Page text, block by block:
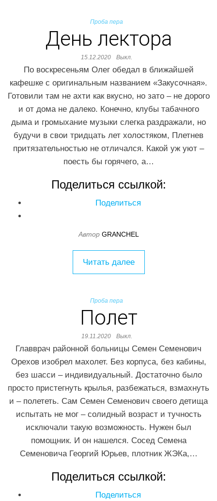
Проба пера
День лектора
15.12.2020 Выкл.
По воскресеньям Олег обедал в ближайшей
кафешке с оригинальным названием «Закусочная».
Готовили там не ахти как вкусно, но зато – не дорого
и от дома не далеко. Конечно, клубы табачного
дыма и громыхание музыки слегка раздражали, но
будучи в свои тридцать лет холостяком, Плетнев
притязательностью не отличался. Какой уж уют –
поесть бы горячего, а…
Поделиться ссылкой:
Поделиться
Автор GRANCHEL
Читать далее
Проба пера
Полет
19.11.2020 Выкл.
Главврач районной больницы Семен Семенович
Орехов изобрел махолет. Без корпуса, без кабины,
без шасси – индивидуальный. Достаточно было
просто пристегнуть крылья, разбежаться, взмахнуть
и – полететь. Сам Семен Семенович своего детища
испытать не мог – солидный возраст и тучность
исключали такую возможность. Нужен был
помощник. И он нашелся. Сосед Семена
Семеновича Георгий Юрьев, плотник ЖЭКа,…
Поделиться ссылкой:
Поделиться